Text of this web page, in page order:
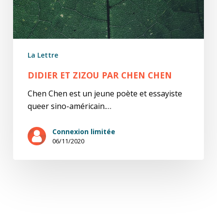
La Lettre
DIDIER ET ZIZOU PAR CHEN CHEN
Chen Chen est un jeune poète et essayiste
queer sino-américain.…
Connexion limitée
06/11/2020